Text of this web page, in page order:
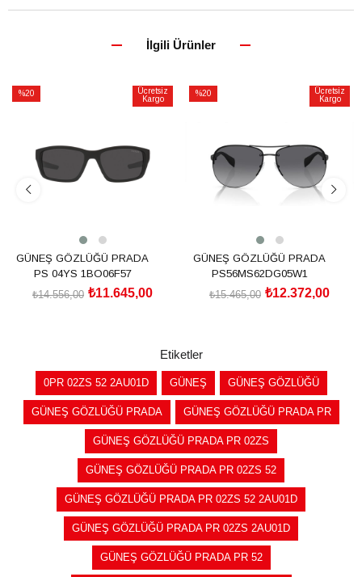
İlgili Ürünler
%20
Ücretsiz
Kargo
GÜNEŞ GÖZLÜĞÜ PRADA
PS 04YS 1BO06F57
₺11.645,00
₺14.556,00
%20
Ücretsiz
Kargo
GÜNEŞ GÖZLÜĞÜ PRADA
PS56MS62DG05W1
₺12.372,00
₺15.465,00
Etiketler
0PR 02ZS 52 2AU01D GÜNEŞ GÜNEŞ GÖZLÜĞÜ
GÜNEŞ GÖZLÜĞÜ PRADA GÜNEŞ GÖZLÜĞÜ PRADA PR
GÜNEŞ GÖZLÜĞÜ PRADA PR 02ZS
GÜNEŞ GÖZLÜĞÜ PRADA PR 02ZS 52
GÜNEŞ GÖZLÜĞÜ PRADA PR 02ZS 52 2AU01D
GÜNEŞ GÖZLÜĞÜ PRADA PR 02ZS 2AU01D
GÜNEŞ GÖZLÜĞÜ PRADA PR 52